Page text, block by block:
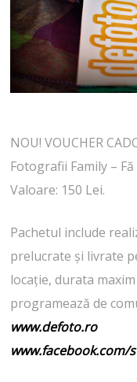
NOU! VOUCHER
Fotografii Family –
Valoare: 150 Lei.
Pachetul include
prelucrate şi livrate
locație, durata
programează de
www.defoto.ro